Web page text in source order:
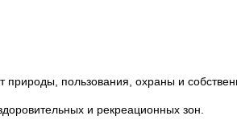
пользования, охраны и
и рекреационных зон.